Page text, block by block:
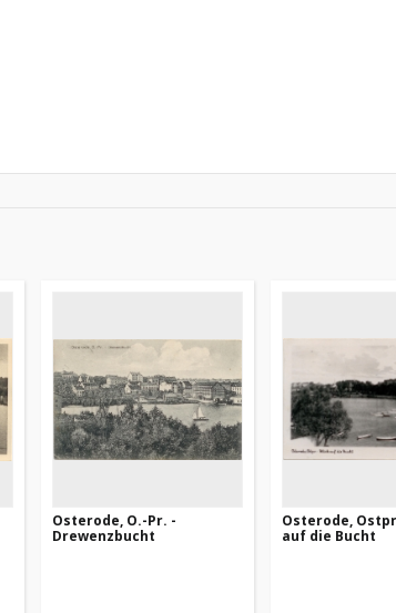
Osterode, O.-Pr. -
Drewenzbucht
Osterode,
auf die Bucht